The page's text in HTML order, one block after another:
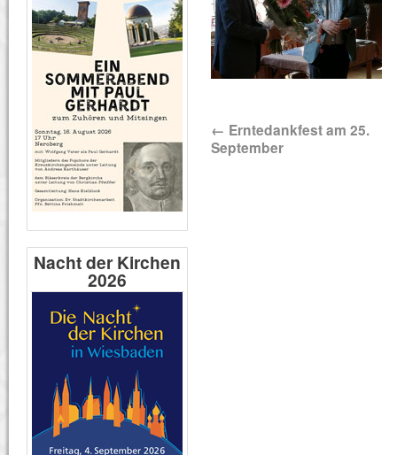
← Erntedankfest am 25.
September
Nacht der Kirchen
2026